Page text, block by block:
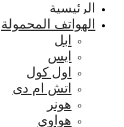
الرئيسية
الهواتف المحمولة
ابل
ايس
اول كول
اتش ام دى
هونر
هواوي